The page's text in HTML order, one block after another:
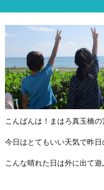
こんばんは！まはろ真玉橋の
今日はとてもいい天気で昨日
こんな晴れた日は外に出て